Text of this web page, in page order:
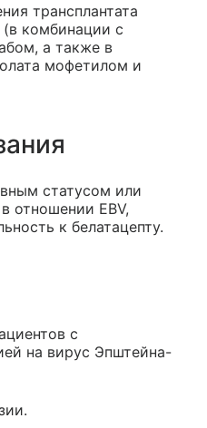
трансплантата
(в комбинации с
а также в
мофетилом и
статусом или
отношении EBV,
к белатацепту.
с
на вирус Эпштейна-